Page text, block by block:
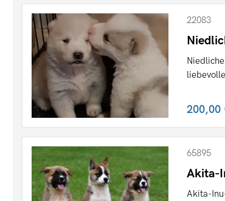
22083
200,00
65895
Akita-
Akita-